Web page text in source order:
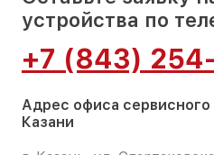
устройства по
+7 (843)
Адрес офиса сервисного
Казани